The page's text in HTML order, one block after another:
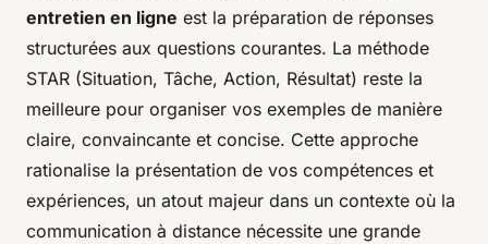
entretien en ligne est la préparation de réponses
structurées aux questions courantes. La méthode
STAR (Situation, Tâche, Action, Résultat) reste la
meilleure pour organiser vos exemples de manière
claire, convaincante et concise. Cette approche
rationalise la présentation de vos compétences et
expériences, un atout majeur dans un contexte où la
communication à distance nécessite une grande